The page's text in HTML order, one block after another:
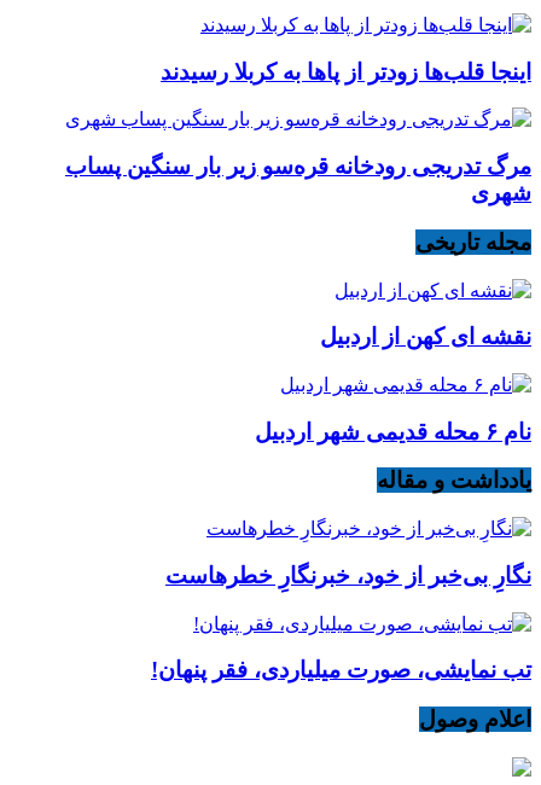
اینجا قلب‌ها زودتر از پاها به کربلا رسیدند
مرگ تدریجی رودخانه قره‌سو زیر بار سنگین پساب
شهری
مجله تاریخی
نقشه ای کهن از اردبیل
نام ۶ محله قدیمی شهر اردبیل
یادداشت و مقاله
نگارِ بی‌خبر از خود، خبرنگارِ خطرهاست
تب نمایشی، صورت میلیاردی، فقر پنهان!
اعلام وصول